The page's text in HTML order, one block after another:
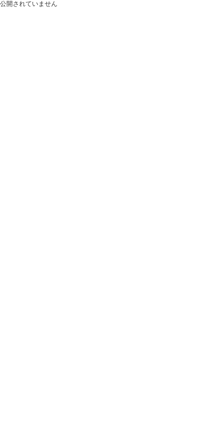
公開されていません